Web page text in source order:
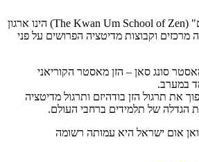
בית הספר לזן – "קואן אום" (The Kwan Um School of Zen) הינו ארגון
מרכזים וקבוצות מדיטציה הפרושים על פני
סונג סאן – הזן מאסטר הקוריאני
במערב.
את תרגול הזן בודהיזם ותרגול מדיטציה
הגדלה של תלמידים ברחבי העולם.
אום ישראל היא עמותה רשומה